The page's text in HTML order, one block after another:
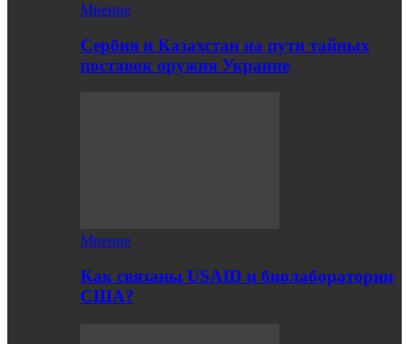
Мнение
Сербия и Казахстан на пути тайных
поставок оружия Украине
Мнение
Как связаны USAID и биолаборатории
США?